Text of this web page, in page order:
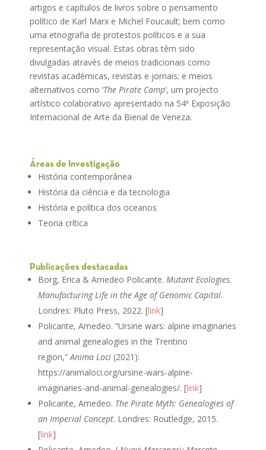
artigos e capítulos de livros sobre o pensamento
político de Karl Marx e Michel Foucault; bem como
uma etnografia de protestos políticos e a sua
representação visual. Estas obras têm sido
divulgadas através de meios tradicionais como
revistas académicas, revistas e jornais; e meios
alternativos como ‘The Pirate Camp‘, um projecto
artístico colaborativo apresentado na 54ª Exposição
Internacional de Arte da Bienal de Veneza.
Áreas de Investigação
História contemporânea
História da ciência e da tecnologia
História e política dos oceanos
Teoria crítica
Publicações destacadas
Borg, Erica & Amedeo Policante. Mutant Ecologies.
Manufacturing Life in the Age of Genomic Capital.
Londres: Pluto Press, 2022. [link]
Policante, Amedeo. “Ursine wars: alpine imaginaries
and animal genealogies in the Trentino
region,”Anima Loci (2021):
https://animaloci.org/ursine-wars-alpine-
imaginaries-and-animal-genealogies/. [link]
Policante, Amedeo. The Pirate Myth: Genealogies of
an Imperial Concept. Londres: Routledge, 2015.
[link]